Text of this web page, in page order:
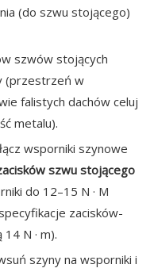
(do szwu stojącego)
szwów stojących
(przestrzeń w
falistych dachów celuj
metalu).
wsporniki szynowe
szwu stojącego
do 12–15 N · M
zacisków-
N · m).
szyny na wsporniki i